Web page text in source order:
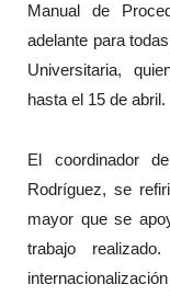
Manual de
adelante para
Universitaria,
hasta el 15 de abril.
El coordinador
Rodríguez, se
mayor que se
trabajo